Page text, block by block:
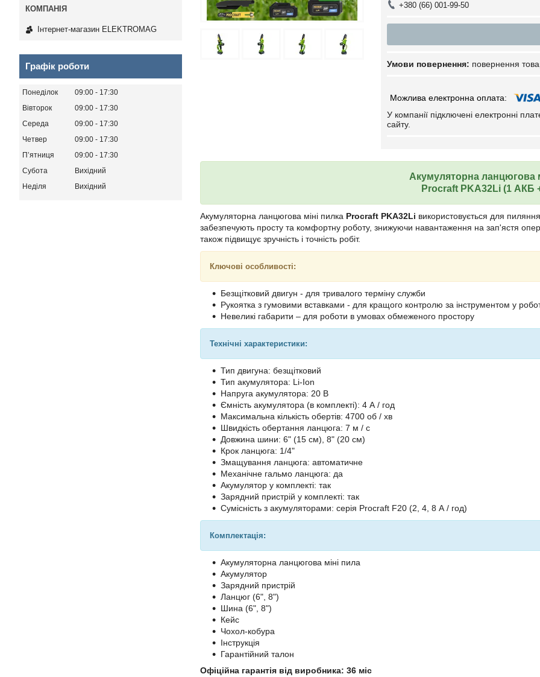
+380 (66) 001-99-50
повернення
У компанії підключені електронні
сайту.
Акумуляторна ланцюгова
Procraft PKA32Li (1 АКБ
Акумуляторна ланцюгова міні пилка Procraft PKA32Li використовується для
забезпечують просту та комфортну роботу, знижуючи навантаження на зап'ястя
також підвищує зручність і точність робіт.
Ключові особливості:
Безщітковий двигун - для тривалого терміну служби
Рукоятка з гумовими вставками - для кращого контролю за інструментом у
Невеликі габарити – для роботи в умовах обмеженого простору
Технічні характеристики:
Тип двигуна: безщітковий
Тип акумулятора: Li-Ion
Напруга акумулятора: 20 В
Ємність акумулятора (в комплекті): 4 А / год
Максимальна кількість обертів: 4700 об / хв
Швидкість обертання ланцюга: 7 м / с
Довжина шини: 6" (15 см), 8" (20 см)
Крок ланцюга: 1/4"
Змащування ланцюга: автоматичне
Механічне гальмо ланцюга: да
Акумулятор у комплекті: так
Зарядний пристрій у комплекті: так
Сумісність з акумуляторами: серія Procraft F20 (2, 4, 8 А / год)
Комплектація:
Акумуляторна ланцюгова міні пила
Акумулятор
Зарядний пристрій
Ланцюг (6", 8")
Шина (6", 8")
Кейс
Чохол-кобура
Інструкція
Гарантійний талон
Офіційна гарантія від виробника: 36 міс
Інтернет-магазин ELEKTROMAG
Графік роботи
Понеділок 09:00
17:30
Вівторок
09:00
17:30
Середа
09:00
17:30
Четвер
09:00
17:30
Пʼятниця
09:00
17:30
Субота
Вихідний
Неділя
Вихідний